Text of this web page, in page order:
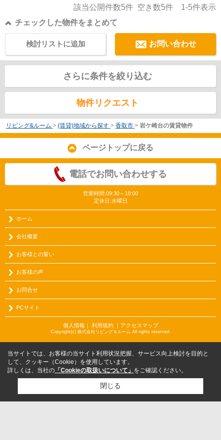
該当公開件数5件 空き数5件 1-5件表示
チェックした物件をまとめて
お問い合わせ
検討リストに追加
さらに条件を絞り込む
物件リクエスト
リビング&ルーム > (賃貸)地域から探す > 香取市 > 岩ケ崎台の賃貸物件
ページトップに戻る
電話でお問い合わせする
営業時間:09:30～18:00
定休日:水曜日
ホーム
会社概要
お客様との誓い
お客様の声
お問合せ
PCサイト
個人情報 利用規約｜ アクセスマップ
Copyright(c) 株式会社リビング＆ルーム All rights reserved.
当サイトでは、お客様の当サイト利用状況把握、サービス向上検討を目的と
して、クッキー（Cookie）を使用しています。
詳しくは、当社の 「Cookieの取扱いについて」 をご確認ください。
閉じる